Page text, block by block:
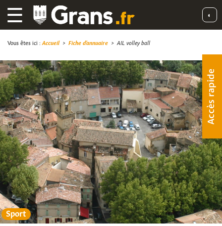
☰ ◐
Accès rapide
Vous êtes ici : Accueil> Fiche d'annuaire > AIL volley ball
Sport